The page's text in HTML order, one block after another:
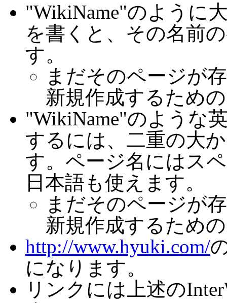
"WikiName"のように
を書くと、その名前
す。
まだそのページが
新規作成するため
"WikiName"のような
するには、二重の大
す。ページ名にはス
日本語も使えます。
まだそのページが
新規作成するため
http://www.hyuki.com/
になります。
リンクには上述の